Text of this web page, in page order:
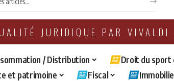
JURIDIQUE PAR VIVALDI
/ Distribution
Droit du sport
et patrimoine Fiscal